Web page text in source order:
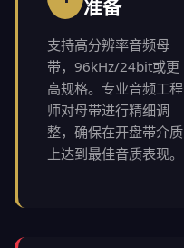
准备
支持高分辨率音频母
带，96kHz/24bit或更
高规格。专业音频工程
师对母带进行精细调
整，确保在开盘带介质
上达到最佳音质表现。